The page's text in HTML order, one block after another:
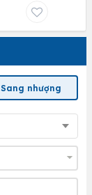
Sang nhượng